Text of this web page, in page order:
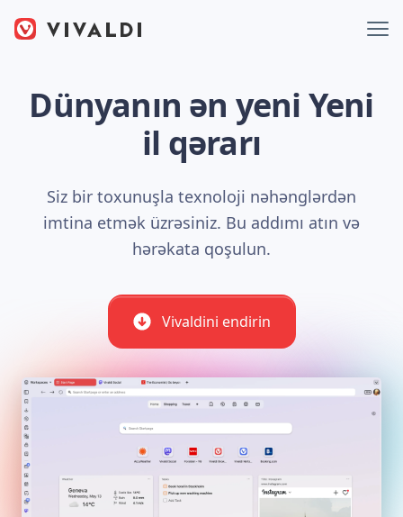
Dünyanın ən yeni Yeni
il qərarı
Siz bir toxunuşla texnoloji nəhənglərdən
imtina etmək üzrəsiniz. Bu addımı atın və
hərəkata qoşulun.
Vivaldini endirin